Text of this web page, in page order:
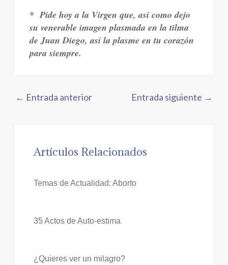
* Pide hoy a la Virgen que, así como dejo
su venerable imagen plasmada en la tilma
de Juan Diego, así la plasme en tu corazón
para siempre.
← Entrada anterior Entrada siguiente →
Artículos Relacionados
Temas de Actualidad: Aborto
35 Actos de Auto-estima
¿Quieres ver un milagro?